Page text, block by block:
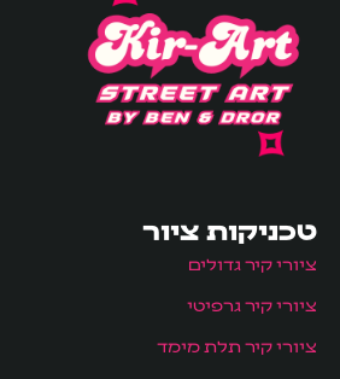
טכניקות ציור
ציורי קיר גדולים
ציורי קיר גרפיטי
ציורי קיר תלת מימד